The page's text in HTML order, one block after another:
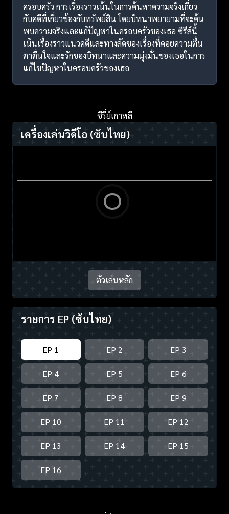
ครอบครัว การเรื่องราวเน้นในการค้นหาความจริงเกี่ยว
กับคดีที่เกี่ยวข้องกับทรัพย์สิน โดยบิทนาพยายามที่จะค้น
พบความจริงและแก้ปัญหาในครอบครัวของเธอ ซีรีส์นี้
เน้นเรื่องราวแนวคดีและทางลัดของเรื่องที่คอยความตื่น
ตาตื่นใจและรักของบิทนาและความมุ่งมั่นของเธอในการ
แก้ไขปัญหาในครอบครัวของเธอ
ซีรี่ย์เกาหลี
เครื่องเล่นวิดีโอ (ซับไทย)
ตัวเล่นหลัก
รายการ EP (ซับไทย)
EP 1 EP 2 EP 3
EP 4 EP 5 EP 6
EP 7 EP 8 EP 9
EP 10 EP 11 EP 12
EP 13 EP 14 EP 15
EP 16